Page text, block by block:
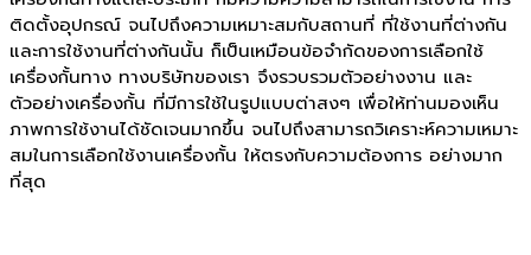
ติดตั้งอุปกรณ์ จนไปถึงความเหมาะสมกับสถานที่ ที่ใช้งานที่ต่างกัน
และการใช้งานที่ต่างกันนั้น ก็เป็นเหมือนข้อจำกัดของการเลือกใช้
เครื่องกั้นทาง ทางบริษัทของเรา จึงรวบรวมตัวอย่างงาน และ
ตัวอย่างเครื่องกั้น ที่มีการใช้ในรูปแบบต่าสงๆ เพื่อให้ท่านมองเห็น
ภาพการใช้งานได้ชัดเจนมากขึ้น จนไปถึงสามารถวิเคราะห์ความเหมาะ
สมในการเลือกใช้งานเครื่องกั้น ให้ตรงกับความต้องการ อย่างมาก
ที่สุด